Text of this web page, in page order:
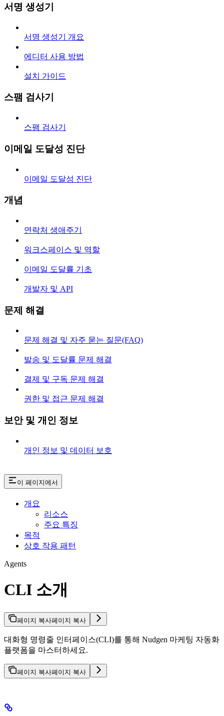
서명 생성기
서명 생성기 개요
에디터 사용 방법
설치 가이드
스팸 검사기
스팸 검사기
이메일 도달성 진단
이메일 도달성 진단
개념
연락처 생애주기
워크스페이스 및 역할
이메일 도달률 기초
개발자 및 API
문제 해결
문제 해결 및 자주 묻는 질문(FAQ)
발송 및 도달률 문제 해결
결제 및 구독 문제 해결
권한 및 접근 문제 해결
보안 및 개인 정보
개인 정보 및 데이터 보호
이 페이지에서
개요
리소스
주요 특징
목적
상호 작용 패턴
Agents
CLI 소개
페이지 복사페이지 복사
대화형 명령줄 인터페이스(CLI)를 통해 Nudgen 마케팅 자동화
플랫폼을 마스터하세요.
페이지 복사페이지 복사